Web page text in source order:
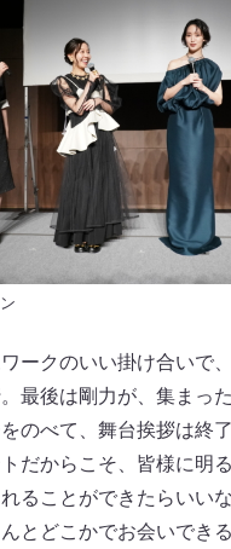
ークのいい掛け合いで
最後は剛力が、集まっ
のべて、舞台挨拶は終
だからこそ、皆様に明
ることができたらいい
とどこかでお会いでき